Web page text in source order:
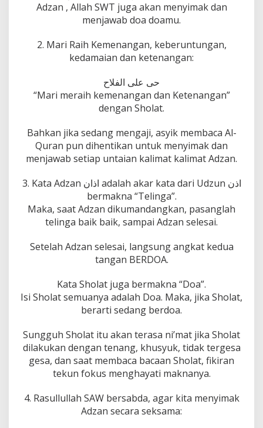
S
e
m
a
K
a
n
Adzan , Allah SWT juga akan menyimak dan
menjawab doa doamu.
2. Mari Raih Kemenangan, keberuntungan,
kedamaian dan ketenangan:
حى على الفلاح
“Mari meraih kemenangan dan Ketenangan”
dengan Sholat.
Bahkan jika sedang mengaji, asyik membaca Al-
Quran pun dihentikan untuk menyimak dan
menjawab setiap untaian kalimat kalimat Adzan.
3. Kata Adzan اذان adalah akar kata dari Udzun اذن
bermakna “Telinga”.
Maka, saat Adzan dikumandangkan, pasanglah
telinga baik baik, sampai Adzan selesai.
Setelah Adzan selesai, langsung angkat kedua
tangan BERDOA.
Kata Sholat juga bermakna “Doa”.
Isi Sholat semuanya adalah Doa. Maka, jika Sholat,
berarti sedang berdoa.
Sungguh Sholat itu akan terasa ni’mat jika Sholat
dilakukan dengan tenang, khusyuk, tidak tergesa
gesa, dan saat membaca bacaan Sholat, fikiran
tekun fokus menghayati maknanya.
4. Rasullullah SAW bersabda, agar kita menyimak
Adzan secara seksama: